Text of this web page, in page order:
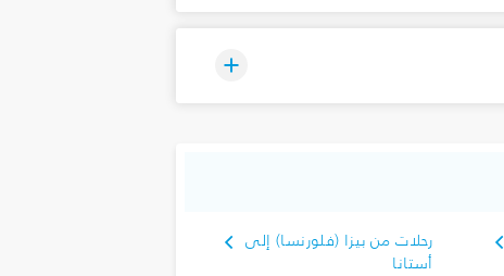
رحلات من بيزا (فلورنسا) إلى
أستانا